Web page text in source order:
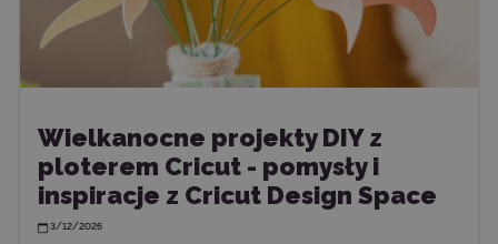
Wielkanocne projekty DIY z
ploterem Cricut - pomysły i
inspiracje z Cricut Design Space
3/12/2026